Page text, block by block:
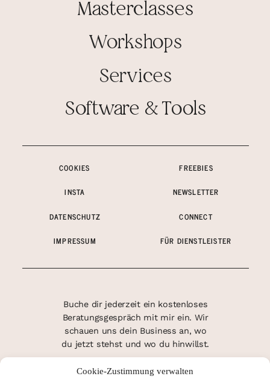
Cookie-Zustimmung verwalten
Masterclasses
Workshops
Services
Software & Tools
Buche dir jederzeit ein kostenloses
Beratungsgespräch mit mir ein. Wir
schauen uns dein Business an, wo
du jetzt stehst und wo du hinwillst.
NEWSLETTER
IMPRESSUM
CONNECT
COOKIES
INSTA
FREEBIES
FÜR DIENSTLEISTER
DATENSCHUTZ